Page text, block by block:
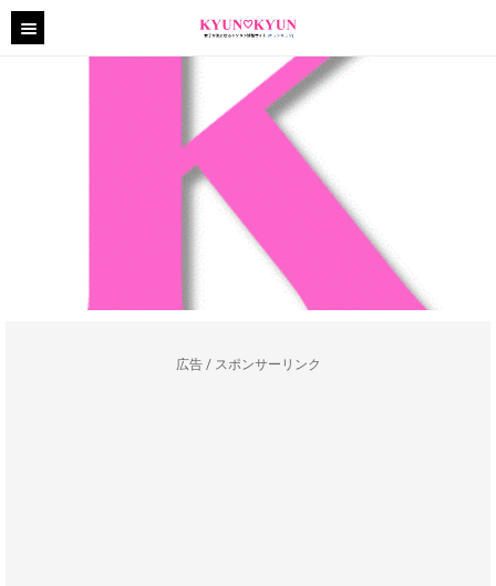
広告 / スポンサーリンク